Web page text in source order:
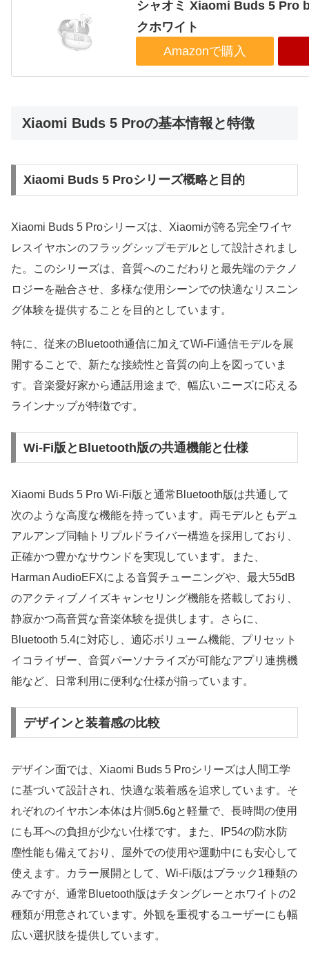
シャオミ Xiaomi Buds 5 Pro
クホワイト
Amazonで購入
Xiaomi Buds 5 Proの基本情報と特徴
Xiaomi Buds 5 Proシリーズ概略と目的
Xiaomi Buds 5 Proシリーズは、Xiaomiが誇る完全ワイヤ
レスイヤホンのフラッグシップモデルとして設計されまし
た。このシリーズは、音質へのこだわりと最先端のテクノ
ロジーを融合させ、多様な使用シーンでの快適なリスニン
グ体験を提供することを目的としています。
特に、従来のBluetooth通信に加えてWi-Fi通信モデルを展
開することで、新たな接続性と音質の向上を図っていま
す。音楽愛好家から通話用途まで、幅広いニーズに応える
ラインナップが特徴です。
Wi-Fi版とBluetooth版の共通機能と仕様
Xiaomi Buds 5 Pro Wi-Fi版と通常Bluetooth版は共通して
次のような高度な機能を持っています。両モデルともデュ
アルアンプ同軸トリプルドライバー構造を採用しており、
正確かつ豊かなサウンドを実現しています。また、
Harman AudioEFXによる音質チューニングや、最大55dB
のアクティブノイズキャンセリング機能を搭載しており、
静寂かつ高音質な音楽体験を提供します。さらに、
Bluetooth 5.4に対応し、適応ボリューム機能、プリセット
イコライザー、音質パーソナライズが可能なアプリ連携機
能など、日常利用に便利な仕様が揃っています。
デザインと装着感の比較
デザイン面では、Xiaomi Buds 5 Proシリーズは人間工学
に基づいて設計され、快適な装着感を追求しています。そ
れぞれのイヤホン本体は片側5.6gと軽量で、長時間の使用
にも耳への負担が少ない仕様です。また、IP54の防水防
塵性能も備えており、屋外での使用や運動中にも安心して
使えます。カラー展開として、Wi-Fi版はブラック1種類の
みですが、通常Bluetooth版はチタングレーとホワイトの2
種類が用意されています。外観を重視するユーザーにも幅
広い選択肢を提供しています。